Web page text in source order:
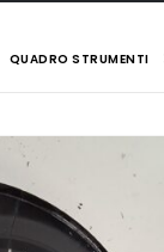
QUADRO STRUMENTI